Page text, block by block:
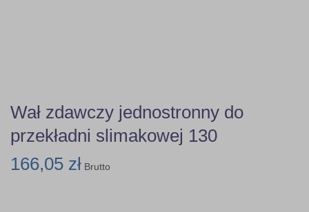
Wał zdawczy jednostronny do
przekładni slimakowej 130
166,05 zł Brutto